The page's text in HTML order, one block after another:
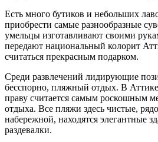
Есть много бутиков и небольших
приобрести самые разнообразные
умельцы изготавливают своими
передают национальный колорит
считаться прекрасным подарком.
Среди развлечений лидирующие
бесспорно, пляжный отдых. В
праву считается самым роскошным
отдыха. Все пляжи здесь чистые,
набережной, находятся элегантные
раздевалки.